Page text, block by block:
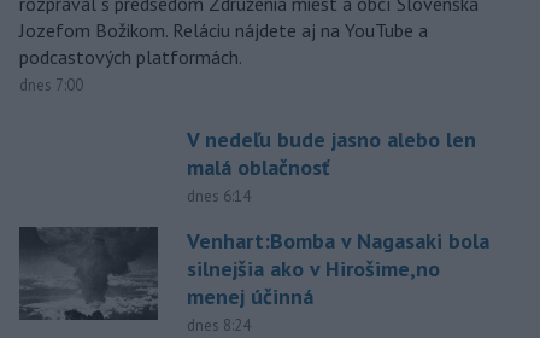
Jozefom Božikom. Reláciu nájdete aj na YouTube a
podcastových platformách.
dnes 7:00
V nedeľu bude jasno alebo len
malá oblačnosť
dnes 6:14
Venhart:Bomba v Nagasaki bola
silnejšia ako v Hirošime,no
menej účinná
dnes 8:24